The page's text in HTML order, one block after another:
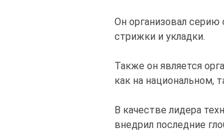
Он организовал серию
стрижки и укладки.
Также он является
как на национальном,
В качестве лидера
внедрил последние